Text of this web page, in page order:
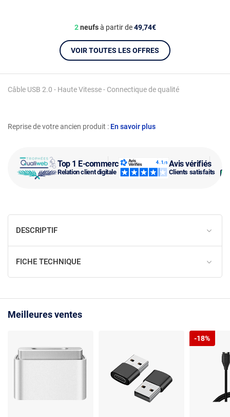
Top 1 E-commerce
Relation client digitale
Avis vérifiés
Clients satisfaits
Reprise de votre ancien produit : En savoir plus
Câble USB 2.0 - Haute Vitesse - Connectique de qualité
2neufsà partir de49,74€
VOIR TOUTES LES OFFRES
DESCRIPTIF
FICHE TECHNIQUE
Meilleures ventes
-18%